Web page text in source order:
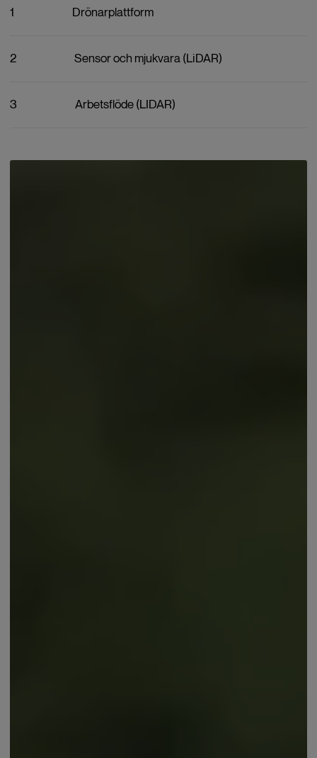
1 Drönarplattform
2 Sensor och mjukvara (LiDAR)
3 Arbetsflöde (LIDAR)